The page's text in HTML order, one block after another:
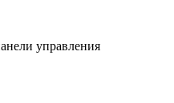
управления